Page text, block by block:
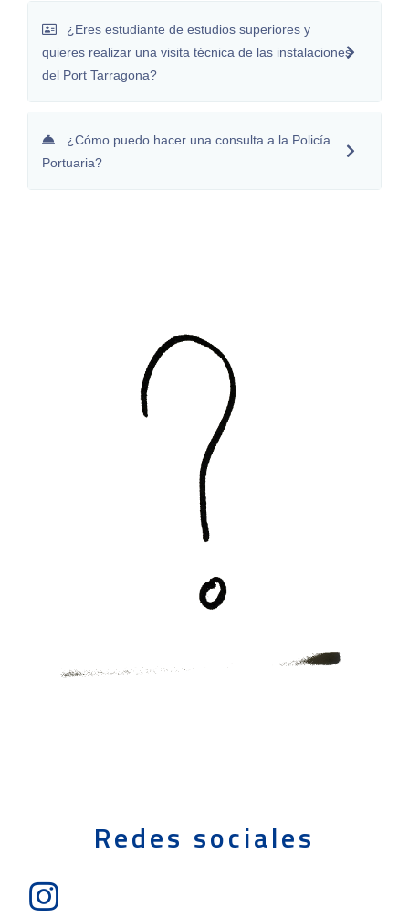
¿Eres estudiante de estudios superiores y
quieres realizar una visita técnica de las instalaciones
del Port Tarragona?
¿Cómo puedo hacer una consulta a la Policía
Portuaria?
Redes sociales